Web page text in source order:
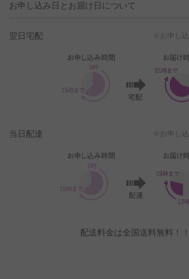
お申し込み日とお届け日について
翌日宅配 ※お申し込
当日配達 ※お申し込
配送料金は全国送料無料！！